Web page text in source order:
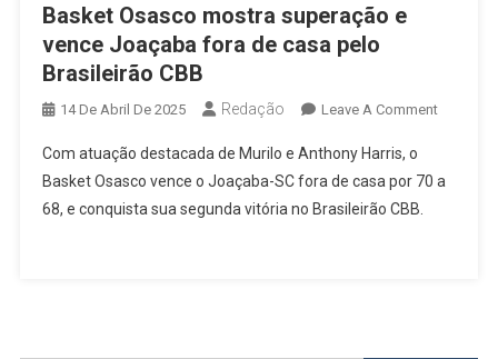
Basket Osasco mostra superação e
vence Joaçaba fora de casa pelo
Brasileirão CBB
14 De Abril De 2025 Redação Leave A CommentOn
Mostra
Com atuação destacada de Murilo e Anthony Harris, o
Basket Osasco vence o Joaçaba-SC fora de casa por 70 a
68, e conquista sua segunda vitória no Brasileirão CBB.